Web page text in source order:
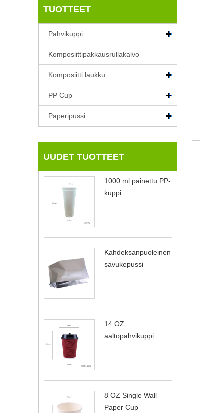
TUOTTEET
Pahvikuppi
Komposiittipakkausrullakalvo
Komposiitti laukku
PP Cup
Paperipussi
UUDET TUOTTEET
1000 ml painettu PP-
kuppi
Kahdeksanpuoleinen
savukepussi
14 OZ
aaltopahvikuppi
8 OZ Single Wall
Paper Cup